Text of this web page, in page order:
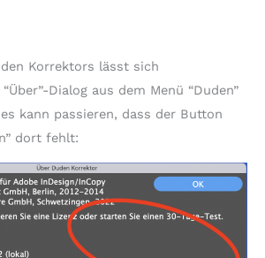
Korrektors lässt sich
Dialog aus dem Menü “Duden”
kann passieren, dass der Button
dort fehlt: